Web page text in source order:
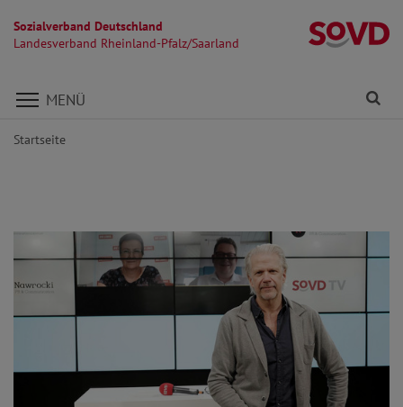
Sozialverband Deutschland
Landesverband Rheinland-Pfalz/Saarland
Direkt zu den Inhalten springen
MENÜ
Startseite